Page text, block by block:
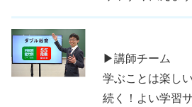
▶講師チーム
学ぶことは楽し
続く！よい学習